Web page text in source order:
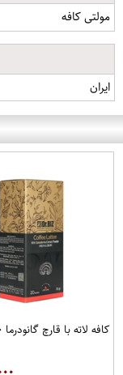
مولتی کافه
ایران
کافه لاته با قارچ گانودرما ۲۰ عددی